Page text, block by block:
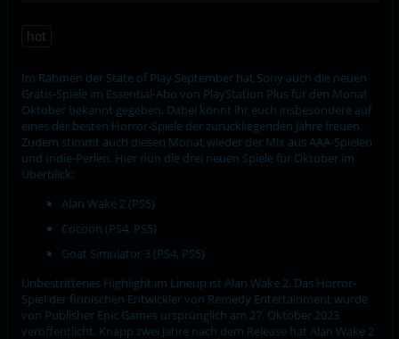
hot
Im Rahmen der State of Play September hat Sony auch die neuen
Gratis-Spiele im Essential-Abo von PlayStation Plus für den Monat
Oktober bekannt gegeben. Dabei könnt ihr euch insbesondere auf
eines der besten Horror-Spiele der zurückliegenden Jahre freuen.
Zudem stimmt auch diesen Monat wieder der Mix aus AAA-Spielen
und Indie-Perlen. Hier nun die drei neuen Spiele für Oktober im
Überblick:
Alan Wake 2 (PS5)
Cocoon (PS4, PS5)
Goat Simulator 3 (PS4, PS5)
Unbestrittenes Highlight im Lineup ist Alan Wake 2. Das Horror-
Spiel der finnischen Entwickler von Remedy Entertainment wurde
von Publisher Epic Games ursprünglich am 27. Oktober 2023
veröffentlicht. Knapp zwei Jahre nach dem Release hat Alan Wake 2